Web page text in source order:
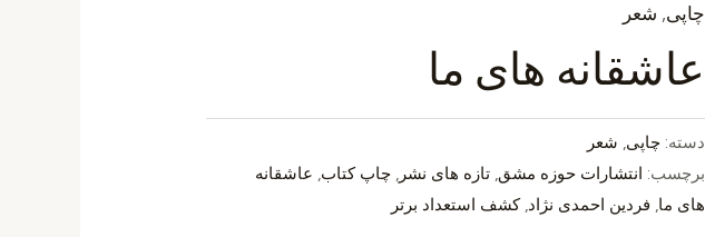
چاپی, شعر
عاشقانه های ما
دسته: چاپی, شعر
برچسب: انتشارات حوزه مشق, تازه های نشر , چاپ کتاب, عاشقانه
های ما, فردین احمدی نژاد,کشف استعداد برتر